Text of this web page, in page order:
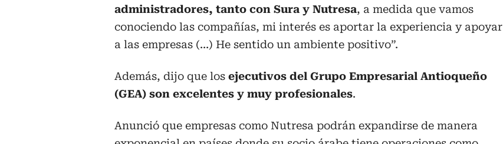
administradores, tanto con Sura y Nutresa, a medida que vamos
conociendo las compañías, mi interés es aportar la experiencia y apoyar
a las empresas (…) He sentido un ambiente positivo”.
Además, dijo que los ejecutivos del Grupo Empresarial Antioqueño
(GEA) son excelentes y muy profesionales.
Anunció que empresas como Nutresa podrán expandirse de manera